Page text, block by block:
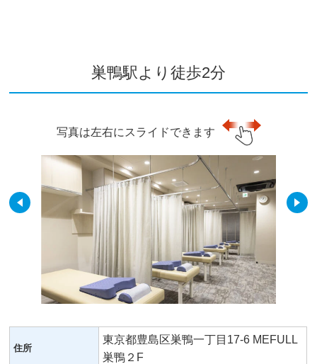
巣鴨駅より徒歩2分
写真は左右にスライドできます
住所
東京都豊島区巣鴨一丁目17-6 MEFULL
巣鴨２F